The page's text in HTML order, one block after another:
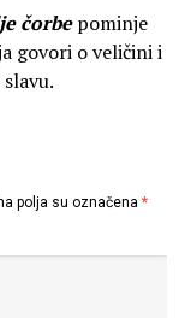
čorbepominje
govori o veličini i
polja su označena *